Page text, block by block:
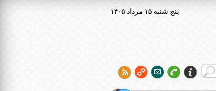
۱۴۰۵ پنج شنبه ۱۵ مرداد